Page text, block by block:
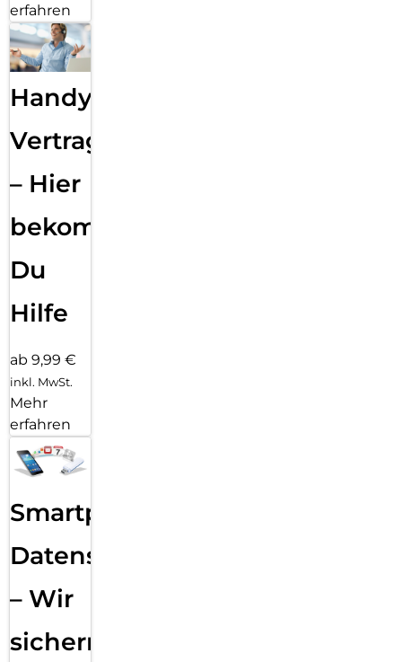
erfahren
Handy
Vertragsabwicklung
– Hier
bekommst
Du
Hilfe
ab 9,99 €
inkl. MwSt.
Mehr
erfahren
Smartphone
Datensicherung
– Wir
sichern